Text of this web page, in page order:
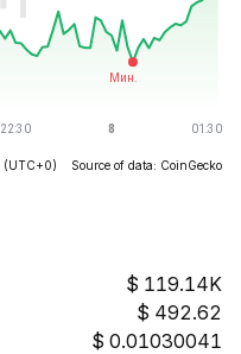
(UTC+0) Source of data: CoinGecko
119.14K
492.62
0.01030041